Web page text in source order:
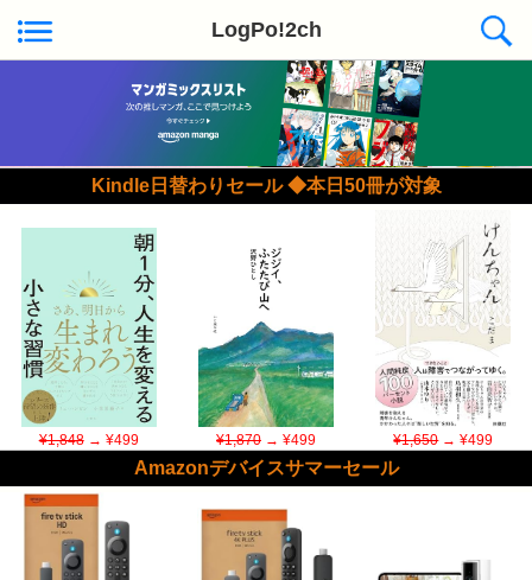
LogPo!2ch
Kindle日替わりセール ◆本日50冊が対象
¥1,848→ ¥499 ¥1,870→ ¥499 ¥1,650→ ¥499
Amazonデバイスサマーセール